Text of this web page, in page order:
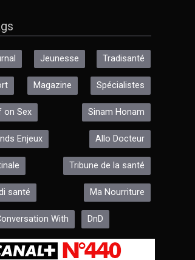
Jeunesse Tradisanté
Magazine Spécialistes
on Sex Sinam Honam
Enjeux Allo Docteur
Tribune de la santé
santé Ma Nourriture
With DnD